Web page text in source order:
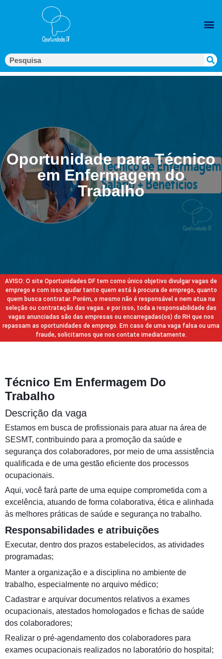
Oportunidade para Técnico
em Enfermagem do
Trabalho
AVISO: O site Oportunidades DF tem como único objetivo divulgar vagas de
emprego e com isso ajudar tanto quem está à procura de emprego, quanto
quem busca contratar. Porém, o mesmo não é responsável e nem atua na
seleção ou contratação das vagas. e por isso, toda a responsabilidade das
vagas anunciadas são das empresas ou encarregadas(os) do RH que nos
repassam as oportunidades de emprego. Em caso de uma vaga falsa ou uma
fraude, solicitamos que nos contate imediatamente.
Técnico Em Enfermagem Do
Trabalho
Descrição da vaga
Estamos em busca de profissionais para atuar na área de
SESMT, contribuindo para a promoção da saúde e
segurança dos colaboradores, por meio de uma assistência
qualificada e de uma gestão eficiente dos processos
ocupacionais.
Aqui, você fará parte de uma equipe comprometida com a
excelência, atuando de forma colaborativa, ética e alinhada
às melhores práticas de saúde e segurança no trabalho.
Responsabilidades e atribuições
Executar, dentro dos prazos estabelecidos, as atividades
programadas;
Manter a organização e a disciplina no ambiente de
trabalho, especialmente no arquivo médico;
Cadastrar e arquivar documentos relativos a exames
ocupacionais, atestados homologados e fichas de saúde
dos colaboradores;
Realizar o pré-agendamento dos colaboradores para
exames ocupacionais realizados no laboratório do hospital;